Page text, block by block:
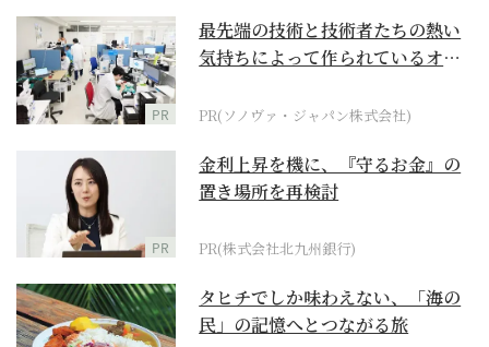
PR
最先端の技術と技術者たちの熱い
気持ちによって作られているオー
PR(ソノヴァ・ジャパン株式会社)
PR
金利上昇を機に、『守るお金』の
置き場所を再検討
PR(株式会社北九州銀行)
タヒチでしか味わえない、「海の
民」の記憶へとつながる旅